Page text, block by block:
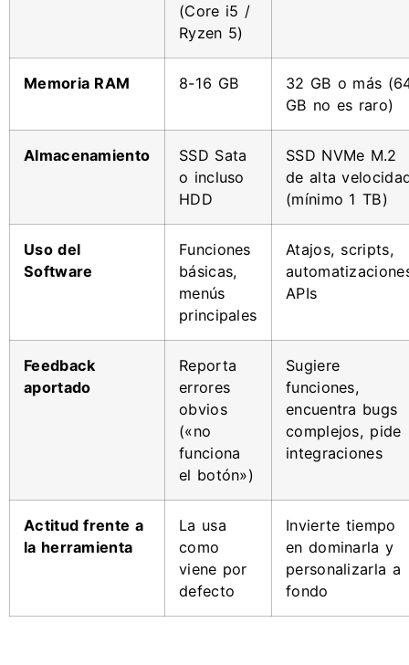
(Core i5 /
Ryzen 5)
Memoria RAM 8-16 GB
32 GB o más
GB no es raro)
Almacenamiento
SSD Sata
o incluso
HDD
SSD NVMe M.2
de alta
(mínimo 1 TB)
Uso del
Software
Funciones
básicas,
menús
principales
Atajos, scripts,
APIs
Feedback
aportado
Reporta
errores
obvios
(«no
funciona
el botón»)
Sugiere
funciones,
encuentra bugs
complejos, pide
integraciones
Actitud frente a
la herramienta
La usa
como
viene por
defecto
Invierte tiempo
en dominarla y
personalizarla a
fondo